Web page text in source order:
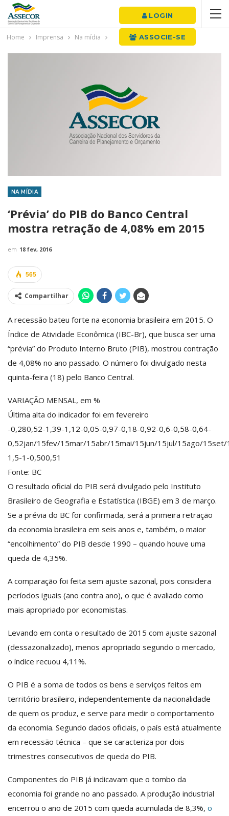
LOGIN
ASSOCIE-SE
Home Imprensa Na mídia
NA MÍDIA
‘Prévia’ do PIB do Banco Central
mostra retração de 4,08% em 2015
em 18 fev, 2016
565
Compartilhar
A recessão bateu forte na economia brasileira em 2015. O
Índice de Atividade Econômica (IBC-Br), que busca ser uma
“prévia” do Produto Interno Bruto (PIB), mostrou contração
de 4,08% no ano passado. O número foi divulgado nesta
quinta-feira (18) pelo Banco Central.
VARIAÇÃO MENSAL, em %
Última alta do indicador foi em fevereiro
-0,280,52-1,39-1,12-0,05-0,97-0,18-0,92-0,6-0,58-0,64-
0,52jan/15fev/15mar/15abr/15mai/15jun/15jul/15ago/
1,5-1-0,500,51
Fonte: BC
O resultado oficial do PIB será divulgado pelo Instituto
Brasileiro de Geografia e Estatística (IBGE) em 3 de março.
Se a prévia do BC for confirmada, será a primeira retração
da economia brasileira em seis anos e, também, o maior
“encolhimento” do PIB desde 1990 – quando houve uma
queda de 4,35%.
A comparação foi feita sem ajuste sazonal, pois considera
períodos iguais (ano contra ano), o que é avaliado como
mais apropriado por economistas.
Levando em conta o resultado de 2015 com ajuste sazonal
(dessazonalizado), menos apropriado segundo o mercado,
o índice recuou 4,11%.
O PIB é a soma de todos os bens e serviços feitos em
território brasileiro, independentemente da nacionalidade
de quem os produz, e serve para medir o comportamento
da economia. Segundo dados oficiais, o país está atualmente
em recessão técnica – que se caracteriza por dois
trimestres consecutivos de queda do PIB.
Componentes do PIB já indicavam que o tombo da
economia foi grande no ano passado. A produção industrial
encerrou o ano de 2015 com queda acumulada de 8,3%, o